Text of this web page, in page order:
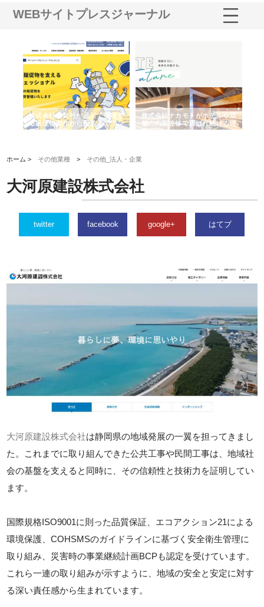
WEBサイトプレスジャーナル
株式会社耕文社が品川で実現す
る販促物製作から配送までワン
ストップ対応
株式会社ナカモトがホテルや店
舗の内装改修で選ばれ続ける理
由
ホーム > その他業種 > その他_法人・企業
大河原建設株式会社
twitter facebook google+ はてブ
大河原建設株式会社は静岡県の地域発展の一翼を担ってきまし
た。これまでに取り組んできた公共工事や民間工事は、地域社
会の基盤を支えると同時に、その信頼性と技術力を証明してい
ます。
国際規格ISO9001に則った品質保証、エコアクション21による
環境保護、COHSMSのガイドラインに基づく安全衛生管理に
取り組み、災害時の事業継続計画BCPも認定を受けています。
これら一連の取り組みが示すように、地域の安全と安定に対す
る深い責任感から生まれています。